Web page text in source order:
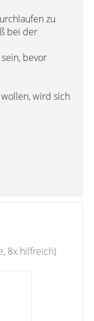
zu
bei der
bevor
wird sich
8x hilfreich)